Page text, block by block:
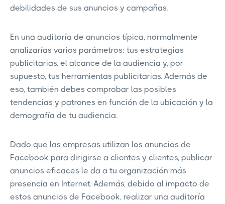
debilidades de sus anuncios y campañas.
En una auditoría de anuncios típica, normalmente
analizarías varios parámetros: tus estrategias
publicitarias, el alcance de la audiencia y, por
supuesto, tus herramientas publicitarias. Además de
eso, también debes comprobar las posibles
tendencias y patrones en función de la ubicación y la
demografía de tu audiencia.
Dado que las empresas utilizan los anuncios de
Facebook para dirigirse a clientes y clientes, publicar
anuncios eficaces le da a tu organización más
presencia en Internet. Además, debido al impacto de
estos anuncios de Facebook, realizar una auditoría